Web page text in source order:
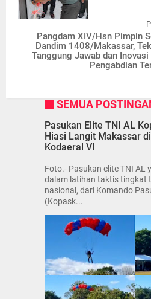
Pangdam XIV/Hsn Pimpin
Dandim 1408/Makassar,
Tanggung Jawab dan Inovasi
Pengabdian
SEMUA
Pasukan Elite TNI AL
Hiasi Langit Makassar
Kodaeral VI
Foto.- Pasukan elite TNI AL
dalam latihan taktis tingkat
nasional, dari Komando
(Kopask...